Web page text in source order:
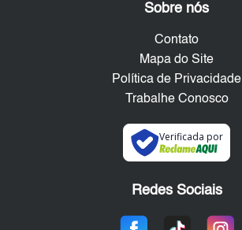
Sobre nós
Contato
Mapa do Site
Política de Privacidade
Trabalhe Conosco
Verificada por
Redes Sociais